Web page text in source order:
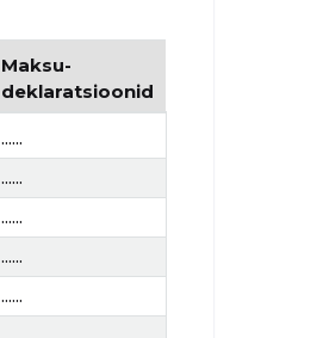
Maksu-
deklaratsioonid
......
......
......
......
......